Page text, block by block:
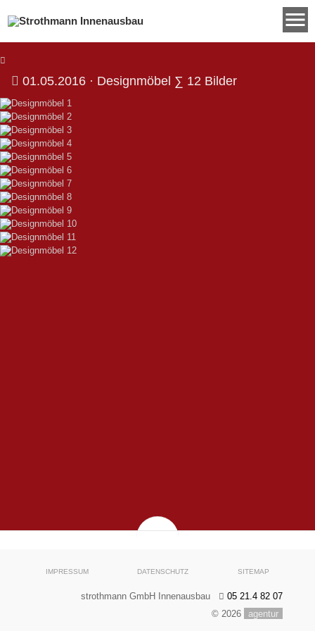
menu
01.05.2016 · Designmöbel ∑ 12 Bilder
IMPRESSUM DATENSCHUTZ SITEMAP
strothmann GmbH Innenausbau
05 21.4 82 07
© 2026
agentur